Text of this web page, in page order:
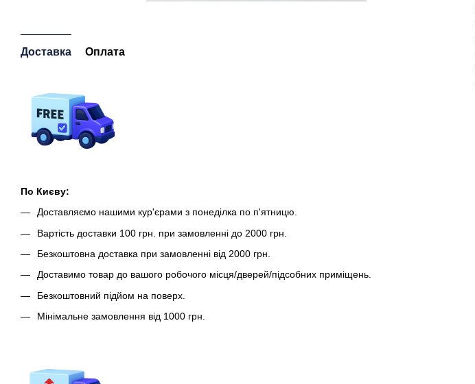
Доставка Оплата
По Києву:
Доставляємо нашими кур'єрами з понеділка по п'ятницю.
Вартість доставки 100 грн. при замовленні до 2000 грн.
Безкоштовна доставка при замовленні від 2000 грн.
Доставимо товар до вашого робочого місця/дверей/підсобних приміщень.
Безкоштовний підйом на поверх.
Мінімальне замовлення від 1000 грн.